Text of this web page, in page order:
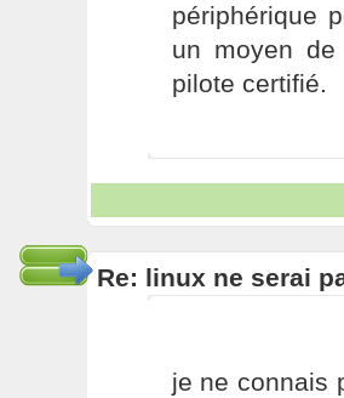
périphérique
un moyen
pilote certifié.
Re: linux ne serai
je ne connais